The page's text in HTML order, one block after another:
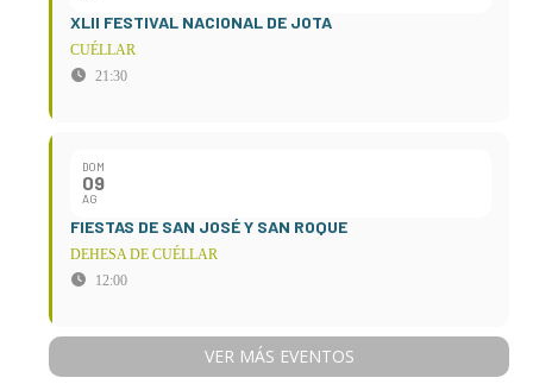
XLII FESTIVAL NACIONAL DE JOTA
CUÉLLAR
21:30
DOM
09
AG
FIESTAS DE SAN JOSÉ Y SAN ROQUE
DEHESA DE CUÉLLAR
12:00
VER MÁS EVENTOS